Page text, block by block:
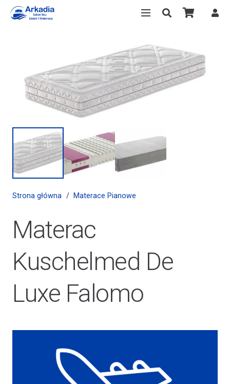
Strona główna / Materace Pianowe
Materac
Kuschelmed De
Luxe Falomo